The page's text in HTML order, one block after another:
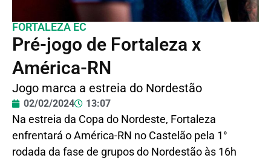
FORTALEZA EC
Pré-jogo de Fortaleza x
América-RN
Jogo marca a estreia do Nordestão
02/02/2024 13:07
Na estreia da Copa do Nordeste, Fortaleza
enfrentará o América-RN no Castelão pela 1°
rodada da fase de grupos do Nordestão às 16h